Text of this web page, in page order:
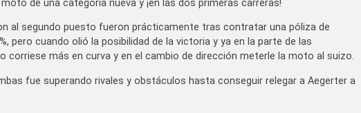
de una categoría nueva y ¡en las dos primeras carreras!
al segundo puesto fueron prácticamente tras contratar una póliza de
pero cuando olió la posibilidad de la victoria y ya en la parte de las
corriese más en curva y en el cambio de dirección meterle la moto al suizo.
fue superando rivales y obstáculos hasta conseguir relegar a Aegerter a